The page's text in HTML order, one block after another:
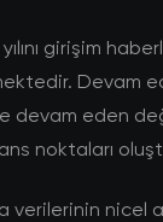
girişim
Devam
eden
noktaları
verilerinin nicel